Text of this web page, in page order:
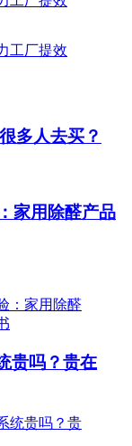
多人去买？
家用除醛产品
贵吗？贵在